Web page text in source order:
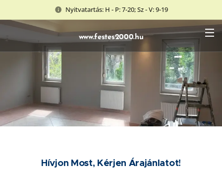
Nyitvatartás: H - P: 7-20; Sz - V: 9-19
www.festes2000.hu
Hívjon Most, Kérjen Árajánlatot!